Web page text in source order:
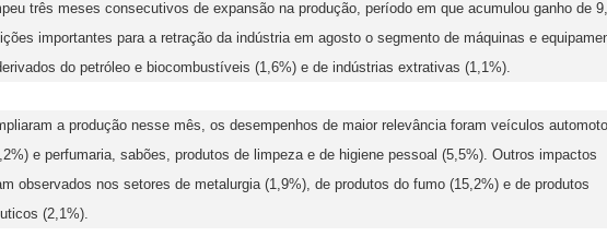
três meses consecutivos de expansão na produção, período em que acumulou ganho de
importantes para a retração da indústria em agosto o segmento de máquinas e
do petróleo e biocombustíveis (1,6%) e de indústrias extrativas (1,1%).
a produção nesse mês, os desempenhos de maior relevância foram veículos
e perfumaria, sabões, produtos de limpeza e de higiene pessoal (5,5%). Outros impactos
observados nos setores de metalurgia (1,9%), de produtos do fumo (15,2%) e de produtos
(2,1%).